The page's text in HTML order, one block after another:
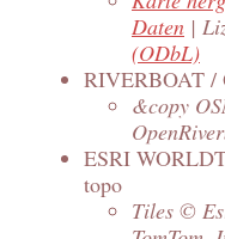
Daten |
(ODbL)
RIVERBOAT /
&copy
ESRI
topo
Tiles ©